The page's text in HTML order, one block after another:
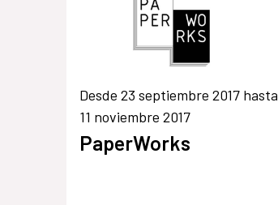
Desde 23 septiembre 2017 hasta
11 noviembre 2017
PaperWorks